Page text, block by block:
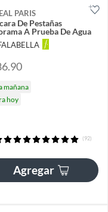
PARIS
De Pestañas
A Prueba De Agua
mañana
hoy
(92)
Agregar